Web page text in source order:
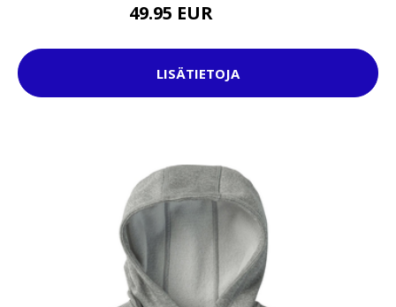
49.95 EUR
LISÄTIETOJA